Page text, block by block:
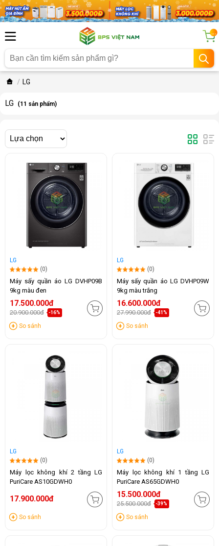
...
LG
LG (11 sản phẩm)
LG
(0)
Máy sấy quần áo LG DVHP09B
9kg màu đen
17.500.000đ
20.900.000đ -16%
So sánh
LG
(0)
Máy sấy quần áo LG DVHP09W
9kg màu trắng
16.600.000đ
27.990.000đ -41%
So sánh
LG
(0)
Máy lọc không khí 2 tầng LG
PuriCare AS10GDWH0
17.900.000đ
So sánh
LG
(0)
Máy lọc không khí 1 tầng LG
PuriCare AS65GDWH0
15.500.000đ
25.500.000đ -39%
So sánh